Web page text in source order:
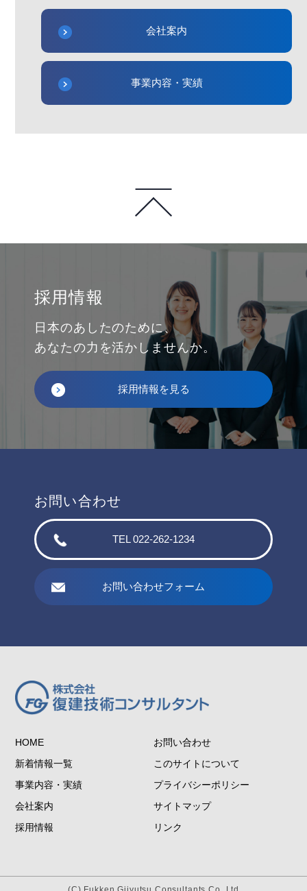
会社案内
事業内容・実績
採用情報
日本のあしたのために、
あなたの力を活かしませんか。
採用情報を見る
お問い合わせ
TEL 022-262-1234
お問い合わせフォーム
HOME
新着情報一覧
事業内容・実績
会社案内
採用情報
お問い合わせ
このサイトについて
プライバシーポリシー
サイトマップ
リンク